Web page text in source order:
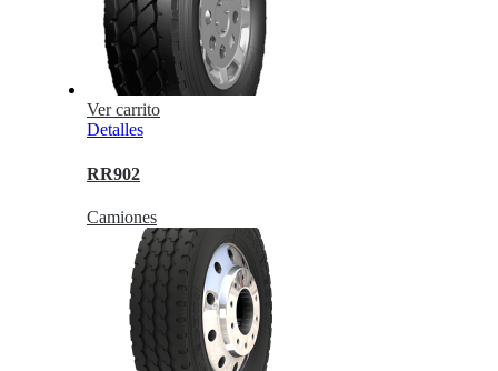
Ver carrito
Detalles
RR902
Camiones